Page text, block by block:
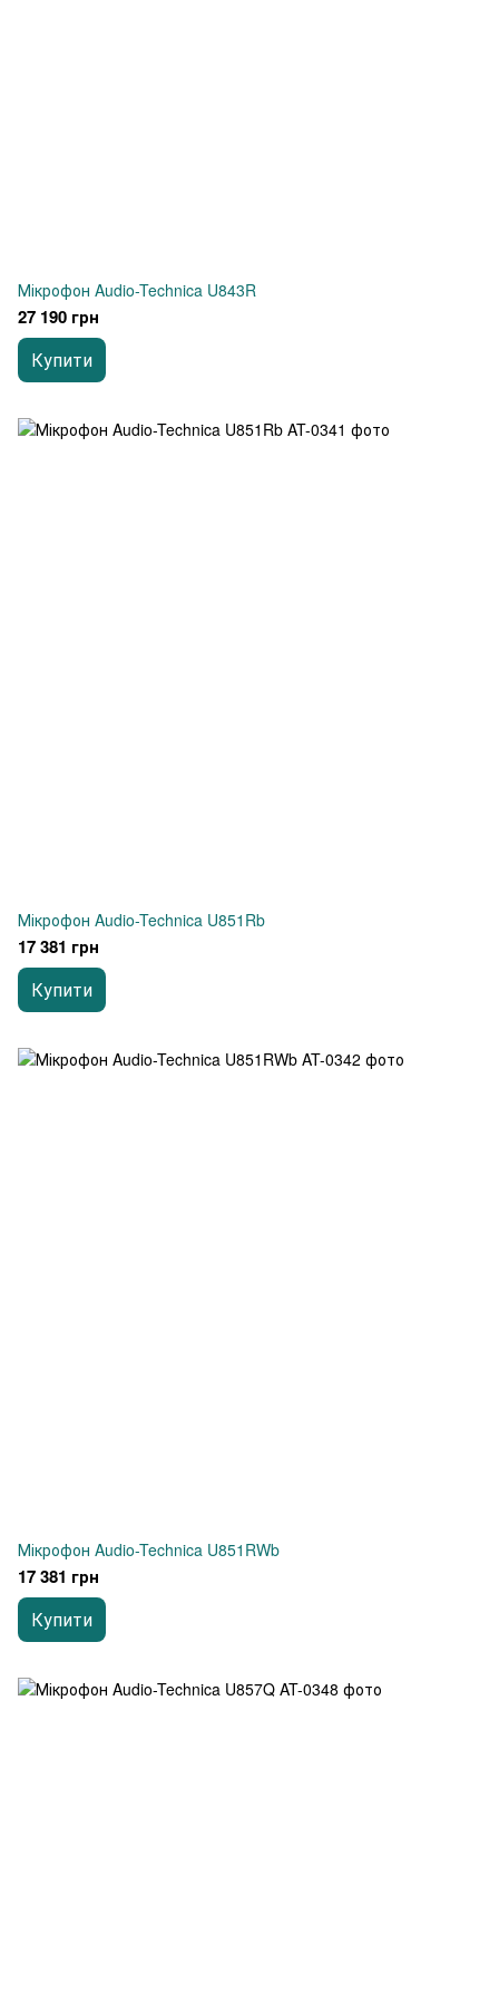
Мікрофон Audio-Technica U843R
27 190 грн
Купити
Мікрофон Audio-Technica U851Rb
17 381 грн
Купити
Мікрофон Audio-Technica U851RWb
17 381 грн
Купити